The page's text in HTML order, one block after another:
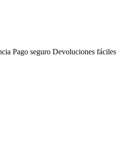
Pago seguro Devoluciones fáciles